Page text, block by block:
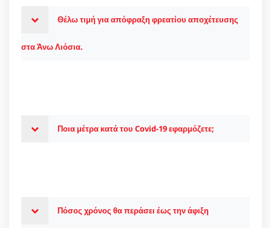
Θέλω τιμή για απόφραξη φρεατίου αποχέτευσης
στα Άνω Λιόσια.
Ποια μέτρα κατά του Covid-19 εφαρμόζετε;
Πόσος χρόνος θα περάσει έως την άφιξη